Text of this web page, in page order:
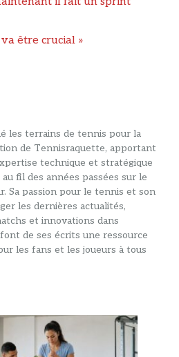
être crucial »
les terrains de tennis pour la
de Tennisraquette, apportant
technique et stratégique
au fil des années passées sur le
Sa passion pour le tennis et son
les dernières actualités,
et innovations dans
de ses écrits une ressource
les fans et les joueurs à tous